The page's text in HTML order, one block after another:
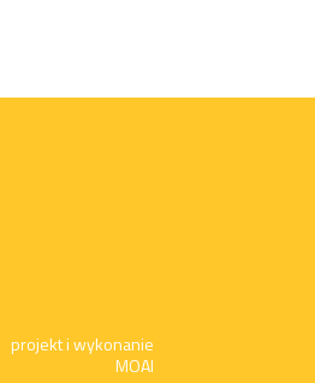
projekt i wykonanie
MOAI